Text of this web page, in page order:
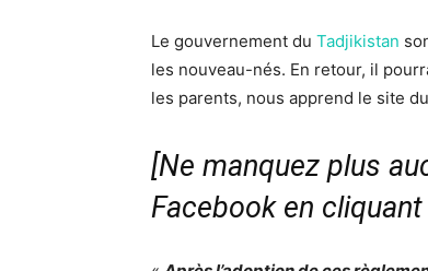
Le gouvernement du Tadjikistan
les nouveau-nés. En retour, il
les parents, nous apprend le site du
[Ne manquez plus
Facebook en cliquant